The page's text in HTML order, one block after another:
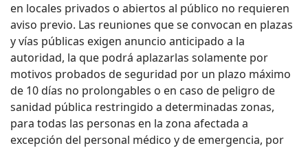
en locales privados o abiertos al público no requieren
aviso previo. Las reuniones que se convocan en plazas
y vías públicas exigen anuncio anticipado a la
autoridad, la que podrá aplazarlas solamente por
motivos probados de seguridad por un plazo máximo
de 10 días no prolongables o en caso de peligro de
sanidad pública restringido a determinadas zonas,
para todas las personas en la zona afectada a
excepción del personal médico y de emergencia, por